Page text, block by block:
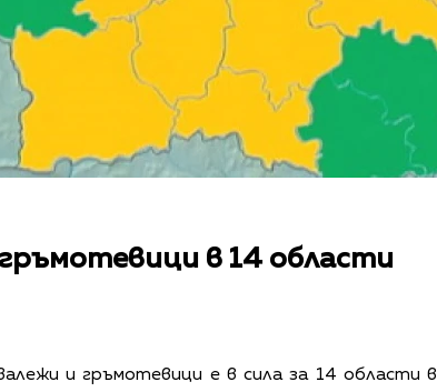
в 14 области
и гръмотевици е в сила за 14 области в